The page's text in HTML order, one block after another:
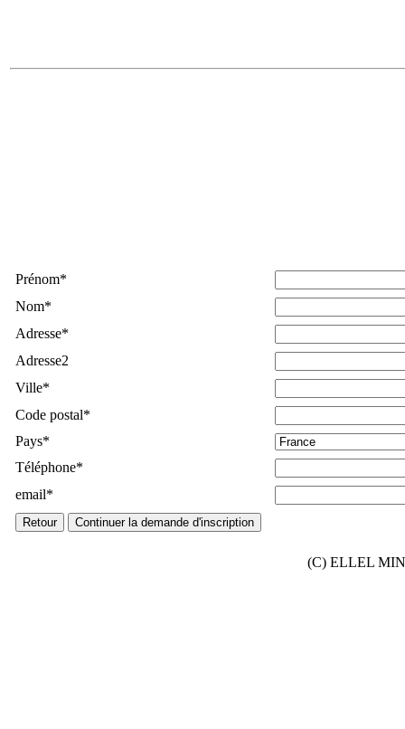
Prénom*
Nom*
Adresse*
Adresse2
Ville*
Code postal*
Pays*
Téléphone*
email*
(C) ELLEL